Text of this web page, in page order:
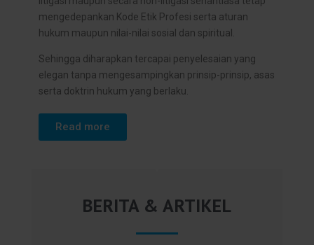
mengedepankan Kode Etik Profesi serta aturan
hukum maupun nilai-nilai sosial dan spiritual.
Sehingga diharapkan tercapai penyelesaian yang
elegan tanpa mengesampingkan prinsip-prinsip, asas
serta doktrin hukum yang berlaku.
Read more
BERITA & ARTIKEL